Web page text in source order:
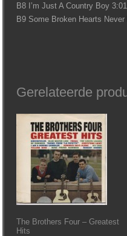
B8 I’m Just A Country Boy 3:01
B9 Some Broken Hearts Never
Gerelateerde
The Brothers Four – Greatest
Hits